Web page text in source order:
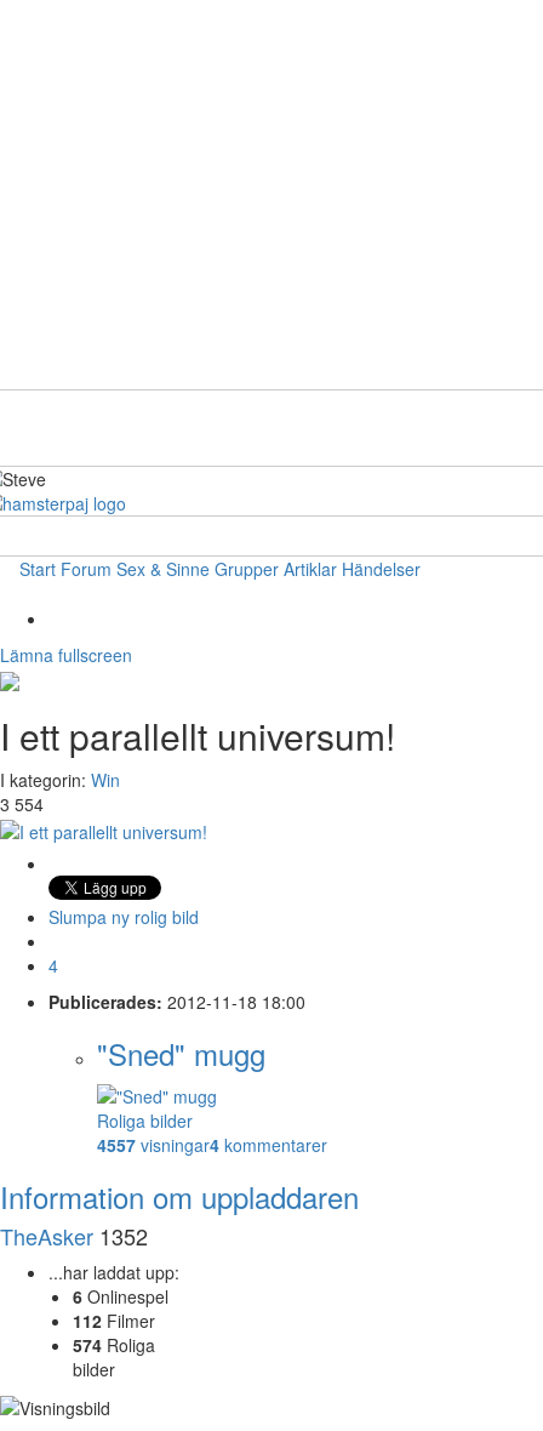
Start Forum Sex & Sinne Grupper Artiklar Händelser
Lämna fullscreen
I ett parallellt universum!
I kategorin: Win
3 554
Slumpa ny rolig bild
4
Publicerades: 2012-11-18 18:00
"Sned" mugg
Roliga bilder
4557 visningar4 kommentarer
Information om uppladdaren
TheAsker 1352
...har laddat upp:
6 Onlinespel
112 Filmer
574 Roliga
bilder